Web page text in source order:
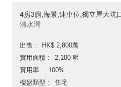
4房3廁,海景,連車位,獨立屋大坑
清水灣
出售
HK$ 2,800萬
實用面積
2,100 呎
實用率
100%
樓盤類型
住宅